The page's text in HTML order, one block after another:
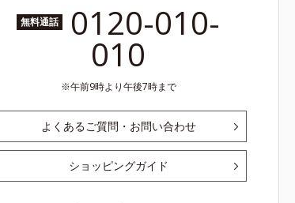
無料通話 0120-010-
010
午前9時より午後7時まで
よくあるご質問・お問い合わせ
ショッピングガイド